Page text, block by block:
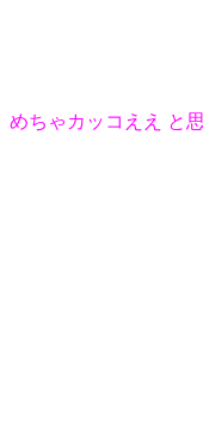
めちゃカッコええ と